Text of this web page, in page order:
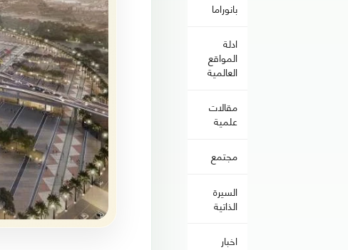
بانوراما
ادلة
المواقع
العالمية
مقالات
علمية
مجتمع
السيرة
الذاتية
اخبار